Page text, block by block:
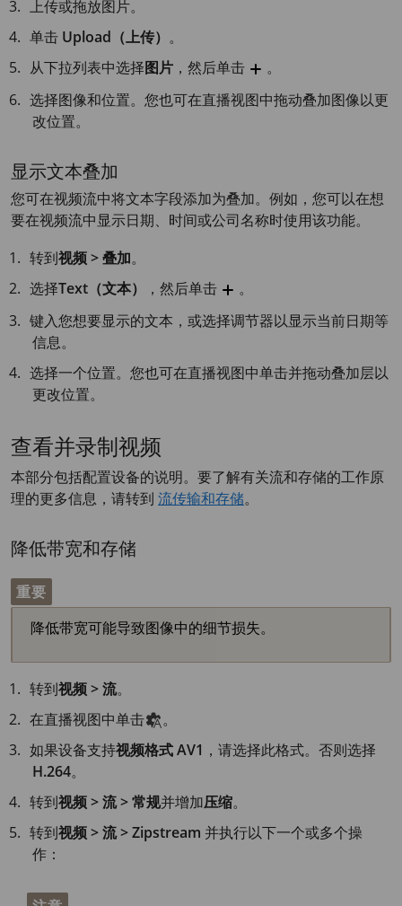
上传或拖放图片。
单击 Upload（上传） 。
从下拉列表中选择图片 ，然后单击
。
选择图像和位置。您也可在直播视图中拖动叠加图像以更
改位置。
显示文本叠加
您可在视频流中将文本字段添加为叠加。例如，您可以在想
要在视频流中显示日期、时间或公司名称时使用该功能。
转到视频 > 叠加。
选择Text（文本） ，然后单击
。
键入您想要显示的文本，或选择调节器以显示当前日期等
信息。
选择一个位置。您也可在直播视图中单击并拖动叠加层以
更改位置。
查看并录制视频
本部分包括配置设备的说明。要了解有关流和存储的工作原
理的更多信息，请转到 流传输和存储。
降低带宽和存储
重要
降低带宽可能导致图像中的细节损失。
转到视频 > 流。
在直播视图中单击
。
如果设备支持视频格式AV1 ，请选择此格式。否则选择
H.264。
转到视频 > 流 > 常规并增加压缩。
转到视频 > 流 > Zipstream 并执行以下一个或多个操
作：